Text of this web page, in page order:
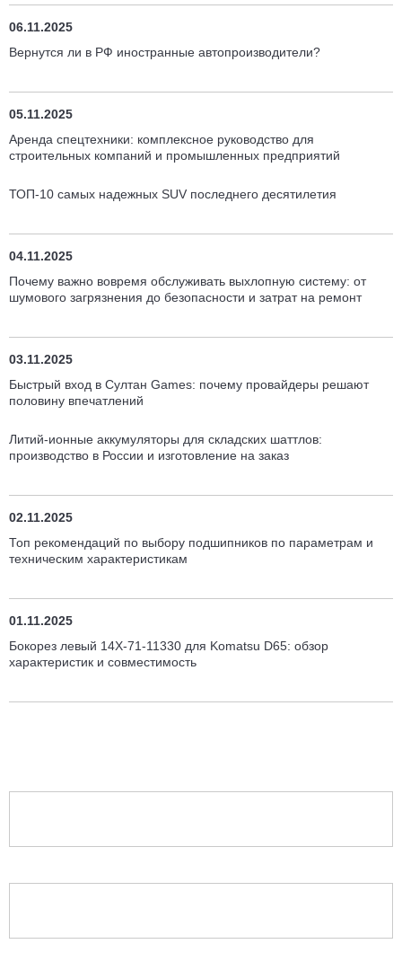
06.11.2025
Вернутся ли в РФ иностранные автопроизводители?
05.11.2025
Аренда спецтехники: комплексное руководство для
строительных компаний и промышленных предприятий
ТОП-10 самых надежных SUV последнего десятилетия
04.11.2025
Почему важно вовремя обслуживать выхлопную систему: от
шумового загрязнения до безопасности и затрат на ремонт
03.11.2025
Быстрый вход в Султан Games: почему провайдеры решают
половину впечатлений
Литий-ионные аккумуляторы для складских шаттлов:
производство в России и изготовление на заказ
02.11.2025
Топ рекомендаций по выбору подшипников по параметрам и
техническим характеристикам
01.11.2025
Бокорез левый 14X-71-11330 для Komatsu D65: обзор
характеристик и совместимость